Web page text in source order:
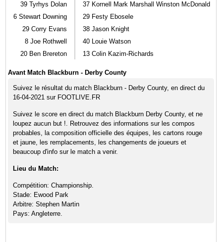
39 Tyrhys Dolan
6 Stewart Downing
29 Corry Evans
8 Joe Rothwell
20 Ben Brereton
37 Kornell Mark Marshall Winston McDonald
29 Festy Ebosele
38 Jason Knight
40 Louie Watson
13 Colin Kazim-Richards
Avant Match Blackburn - Derby County
Suivez le résultat du match Blackburn - Derby County, en direct du
16-04-2021 sur FOOTLIVE.FR
Suivez le score en direct du match Blackburn Derby County, et ne
loupez aucun but !. Retrouvez des informations sur les compos
probables, la composition officielle des équipes, les cartons rouge
et jaune, les remplacements, les changements de joueurs et
beaucoup d'info sur le match a venir.
Lieu du Match:
Compétition: Championship.
Stade: Ewood Park
Arbitre: Stephen Martin
Pays: Angleterre.